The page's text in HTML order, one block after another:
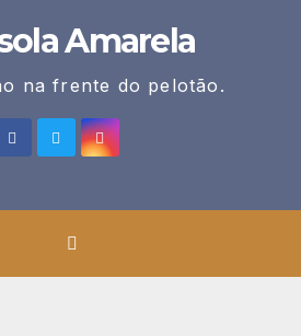
Amarela
na frente do pelotão.